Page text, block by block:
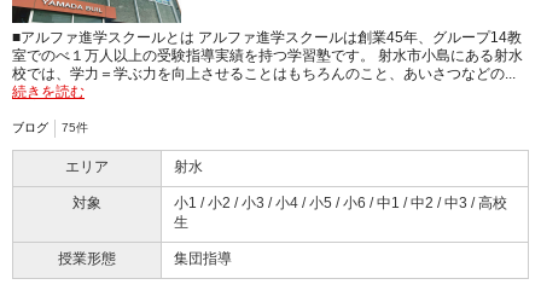
■アルファ進学スクールとは アルファ進学スクールは創業45年、グループ14教
室でのべ１万人以上の受験指導実績を持つ学習塾です。 射水市小島にある射水
校では、学力＝学ぶ力を向上させることはもちろんのこと、あいさつなどの...
続きを読む
ブログ 75件
エリア 射水
対象
小1 / 小2 / 小3 / 小4 / 小5 / 小6 / 中1 / 中2 / 中3 / 高校
生
授業形態 集団指導